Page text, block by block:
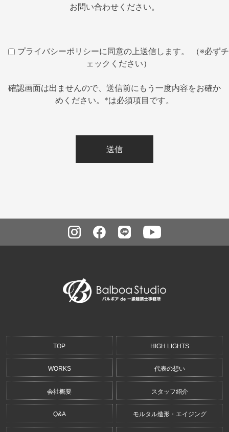
お問い合わせください。
プライバシーポリシーに同意の上送信します。 （※必ずチ
ェックください）
確認画面は出ませんので、送信前にもう一度内容をお確か
めください。*は必須項目です。
TOP HIGH LIGHTS
WORKS 代表の想い
会社概要 スタッフ紹介
Q&A モルタル造形・エイジング